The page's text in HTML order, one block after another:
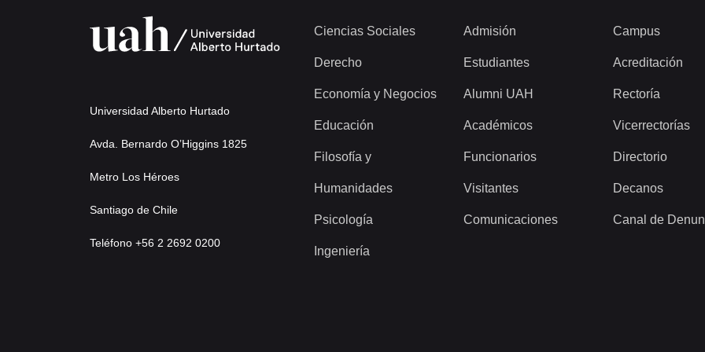
Universidad Alberto Hurtado
Avda. Bernardo O’Higgins 1825
Metro Los Héroes
Santiago de Chile
Teléfono +56 2 2692 0200
Ciencias Sociales
Derecho
Economía y Negocios
Educación
Filosofía y
Humanidades
Psicología
Ingeniería
Admisión
Estudiantes
Alumni UAH
Académicos
Funcionarios
Visitantes
Comunicaciones
Campus
Acreditación
Rectoría
Vicerrectorías
Directorio
Decanos
Canal de